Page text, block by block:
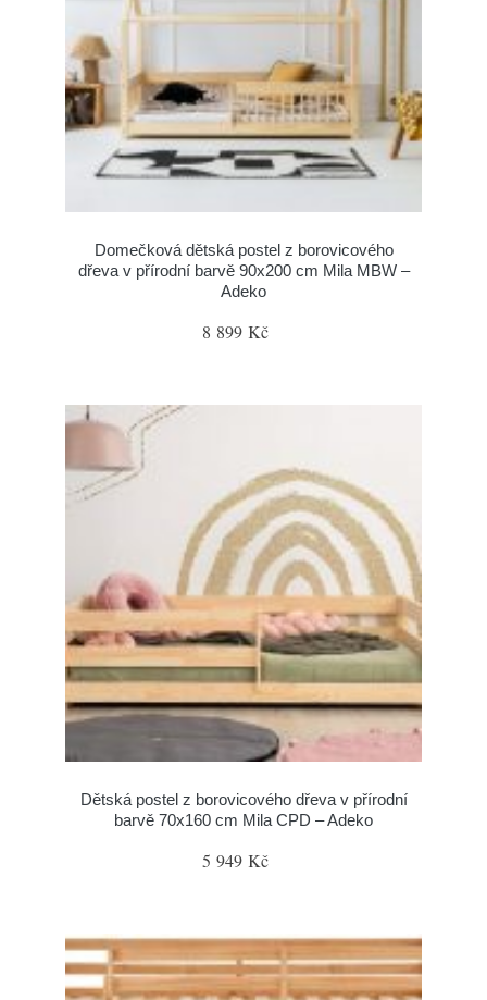
Domečková dětská postel z borovicového
dřeva v přírodní barvě 90x200 cm Mila MBW –
Adeko
8 899 Kč
Dětská postel z borovicového dřeva v přírodní
barvě 70x160 cm Mila CPD – Adeko
5 949 Kč